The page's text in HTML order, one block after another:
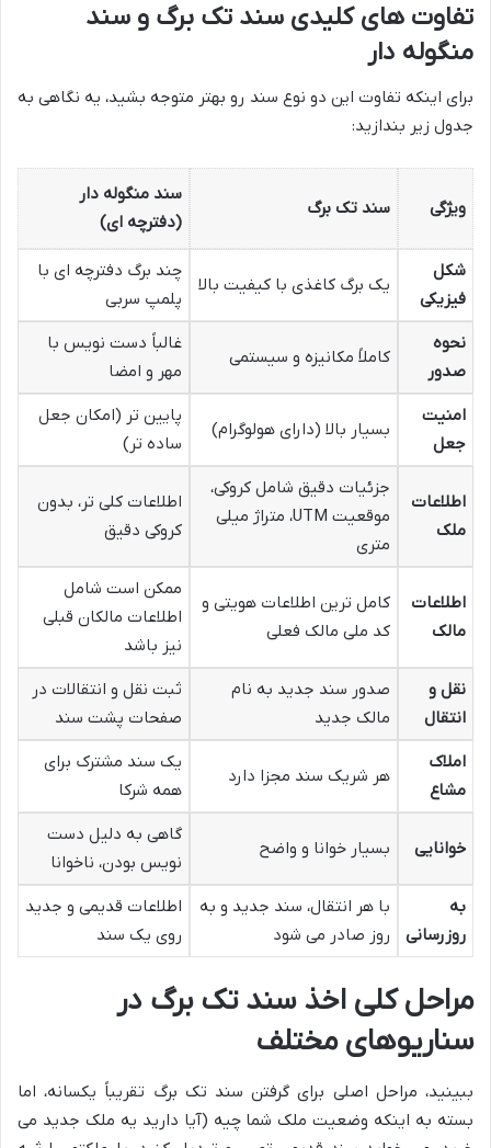
تفاوت های کلیدی سند تک برگ و سند
منگوله دار
برای اینکه تفاوت این دو نوع سند رو بهتر متوجه بشید، یه نگاهی به
جدول زیر بندازید:
ویژگی سند تک برگ
سند منگوله دار
(دفترچه ای)
شکل
فیزیکی
یک برگ کاغذی با کیفیت بالا
چند برگ دفترچه ای با
پلمپ سربی
نحوه
صدور
کاملاً مکانیزه و سیستمی
غالباً دست نویس با
مهر و امضا
امنیت
جعل
بسیار بالا (دارای هولوگرام)
پایین تر (امکان جعل
ساده تر)
اطلاعات
ملک
جزئیات دقیق شامل کروکی،
موقعیت UTM، متراژ میلی
متری
اطلاعات کلی تر، بدون
کروکی دقیق
اطلاعات
مالک
کامل ترین اطلاعات هویتی و
کد ملی مالک فعلی
ممکن است شامل
اطلاعات مالکان قبلی
نیز باشد
نقل و
انتقال
صدور سند جدید به نام
مالک جدید
ثبت نقل و انتقالات در
صفحات پشت سند
املاک
مشاع
هر شریک سند مجزا دارد
یک سند مشترک برای
همه شرکا
خوانایی بسیار خوانا و واضح
گاهی به دلیل دست
نویس بودن، ناخوانا
به
روزرسانی
با هر انتقال، سند جدید و به
روز صادر می شود
اطلاعات قدیمی و جدید
روی یک سند
مراحل کلی اخذ سند تک برگ در
سناریوهای مختلف
ببینید، مراحل اصلی برای گرفتن سند تک برگ تقریباً یکسانه، اما
بسته به اینکه وضعیت ملک شما چیه (آیا دارید یه ملک جدید می